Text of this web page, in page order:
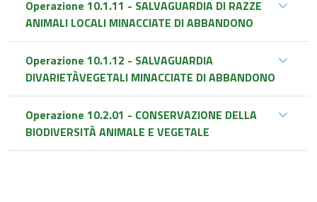
Operazione 10.1.11 - SALVAGUARDIA DI RAZZE
ANIMALI LOCALI MINACCIATE DI ABBANDONO
Operazione 10.1.12 - SALVAGUARDIA
DIVARIETÀVEGETALI MINACCIATE DI ABBANDONO
Operazione 10.2.01 - CONSERVAZIONE DELLA
BIODIVERSITÀ ANIMALE E VEGETALE